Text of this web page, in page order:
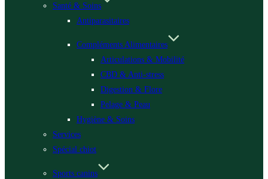
Santé & Soins
Antiparasitaires
Compléments Alimentaires
Articulations & Mobilité
CBD & Anti-stress
Digestion & Flore
Pelage & Peau
Hygiène & Soins
Services
Spécial chiot
Sports canins